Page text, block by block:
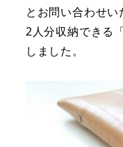
とお問い合わせい
2人分収納できる
しました。